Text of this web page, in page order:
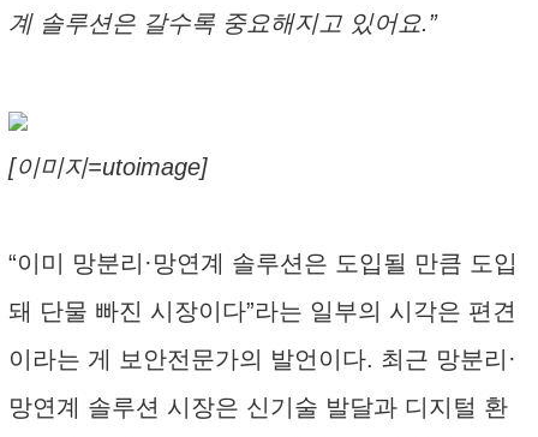
계 솔루션은 갈수록 중요해지고 있어요.”
[이미지=utoimage]
“이미 망분리·망연계 솔루션은 도입될 만큼 도입
돼 단물 빠진 시장이다”라는 일부의 시각은 편견
이라는 게 보안전문가의 발언이다. 최근 망분리·
망연계 솔루션 시장은 신기술 발달과 디지털 환